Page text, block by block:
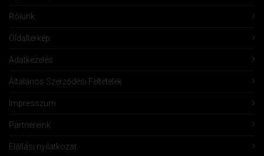
Rólunk
Oldaltérkép
Adatkezelés
Általános Szerződési Feltételek
Impresszum
Partnereink
Elállási nyilatkozat